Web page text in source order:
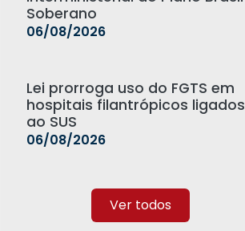
Soberano
06/08/2026
Lei prorroga uso do FGTS em
hospitais filantrópicos ligados
ao SUS
06/08/2026
Ver todos